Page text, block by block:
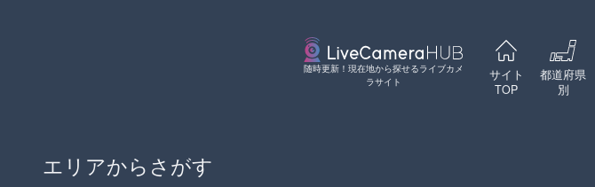
随時更新！現在地から探せるライブカメ
ラサイト
サイト
TOP
都道府県
別
エリアからさがす